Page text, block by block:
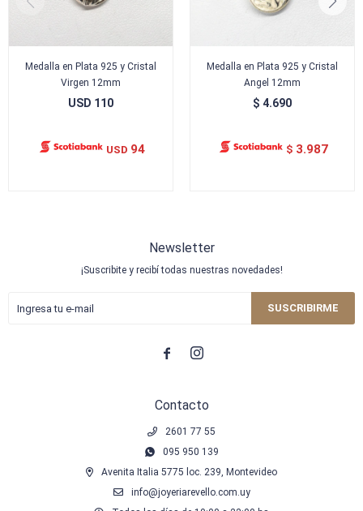
Medalla en Plata 925 y Cristal
Virgen 12mm
USD 110
USD 94
Medalla en Plata 925 y Cristal
Angel 12mm
$ 4.690
$ 3.987
Contacto
2601 77 55
095 950 139
Avenita Italia 5775 loc. 239, Montevideo
info@joyeriarevello.com.uy
Newsletter
¡Suscribite y recibí todas nuestras novedades!
SUSCRIBIRME
 